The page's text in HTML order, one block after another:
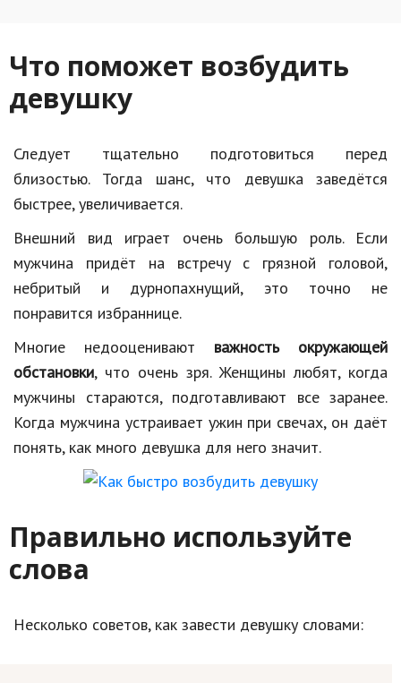
Hi-Tech. Интернет
Авто, мото
Недвижимость
Спорт и фитнес
Психология и отношения
Творчество и рукоделие
Разное
Работа и бизнес
Животные
Еда и напитки
Праздники и подарки
Кинематограф
Домашние животные
Семья и дети
Строительство
Что поможет возбудить
девушку
Следует тщательно подготовиться перед
близостью. Тогда шанс, что девушка заведётся
быстрее, увеличивается.
Внешний вид играет очень большую роль. Если
мужчина придёт на встречу с грязной головой,
небритый и дурнопахнущий, это точно не
понравится избраннице.
Многие недооценивают важность окружающей
обстановки, что очень зря. Женщины любят, когда
мужчины стараются, подготавливают все заранее.
Когда мужчина устраивает ужин при свечах, он даёт
понять, как много девушка для него значит.
Правильно используйте
слова
Несколько советов, как завести девушку словами: